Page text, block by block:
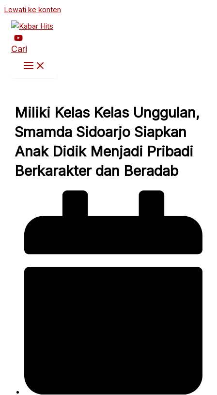
Lewati ke konten
Cari
Miliki Kelas Kelas Unggulan,
Smamda Sidoarjo Siapkan
Anak Didik Menjadi Pribadi
Berkarakter dan Beradab